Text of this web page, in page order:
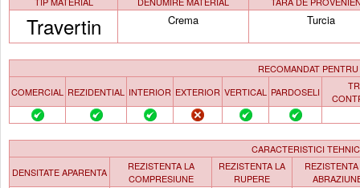
Travertin Crema Turcia
RECOMANDAT PENTRU
COMERCIAL
REZIDENTIAL INTERIOR EXTERIOR VERTICAL PARDOSELI
CARACTERISTICI
DENSITATE APARENTA
REZISTENTA LA
COMPRESIUNE
REZISTENTA LA
RUPERE